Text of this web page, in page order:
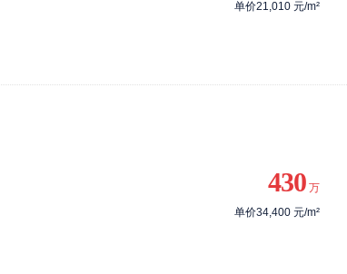
单价21,010 元/m²
430 万
单价34,400 元/m²